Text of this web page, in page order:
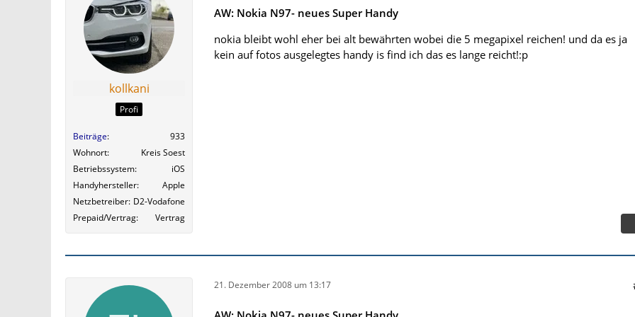
kollkani
Profi
Beiträge
933
Wohnort
Kreis Soest
Betriebssystem
iOS
Handyhersteller
Apple
Netzbetreiber D2-Vodafone
Prepaid/Vertrag
Vertrag
AW: Nokia N97- neues Super Handy
nokia bleibt wohl eher bei alt bewährten wobei die 5 megapixel reichen! und da es ja
kein auf fotos ausgelegtes handy is find ich das es lange reicht!:p
21. Dezember 2008 um 13:17